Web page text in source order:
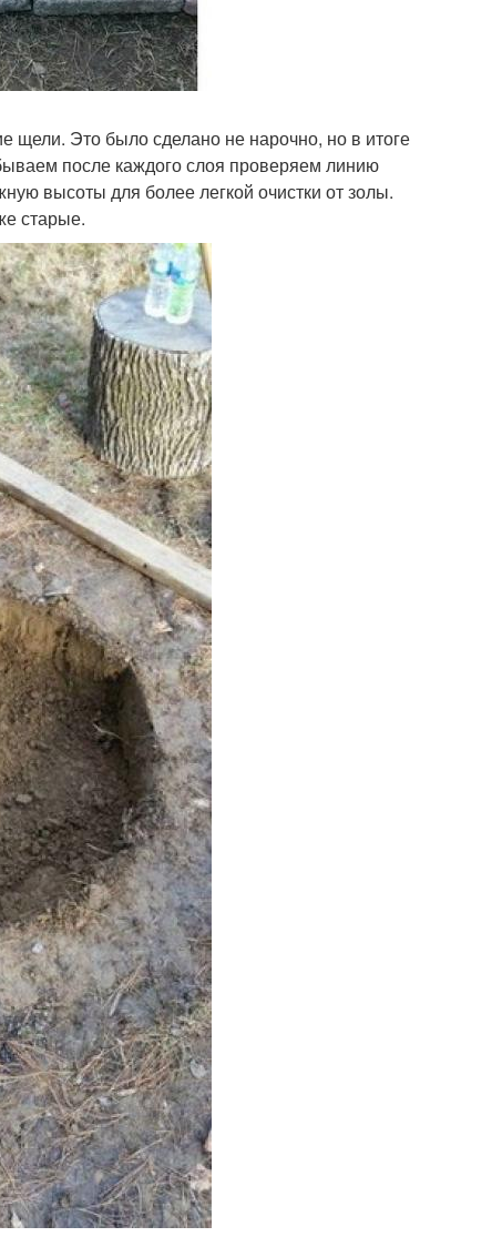
щели. Это было сделано не нарочно, но в итоге
после каждого слоя проверяем линию
высоты для более легкой очистки от золы.
старые.